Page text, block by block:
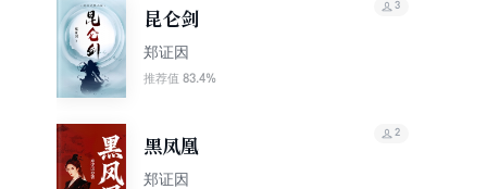
昆仑剑
郑证因
推荐值 83.4%
3
黑凤凰
郑证因
2